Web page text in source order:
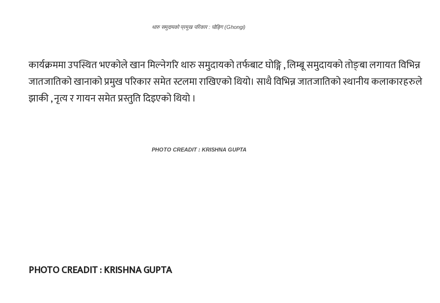
थारु समुदायको प्रमुख परिकार : घोङ्गि (Ghongi)
कार्यक्रममा उपस्थित भएकोले खान मिल्नेगरि थारु समुदायको तर्फबाट घोङ्गि , लिम्बू समुदायको तोङ्बा लगायत विभिन्न
जातजातिको खानाको प्रमुख परिकार समेत स्टलमा राखिएको थियो। साथै विभिन्न जातजातिको स्थानीय कलाकारहरुले
झाकी , नृत्य र गायन समेत प्रस्तुति दिइएको थियो ।
PHOTO CREADIT : KRISHNA GUPTA
PHOTO CREADIT : KRISHNA GUPTA